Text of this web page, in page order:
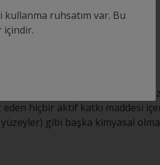
ve büyümesini engellemek
hiçbir aktif katkı maddesi
gibi başka kimyasal
ruhsatım var. Bu
içindir.